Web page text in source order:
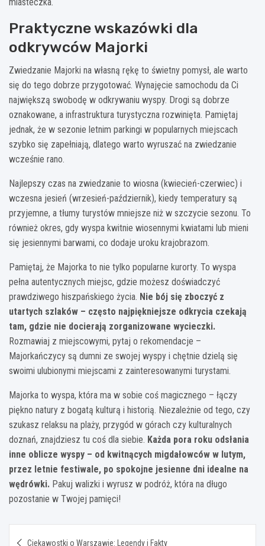
miasteczka.
Praktyczne wskazówki dla
odkrywców Majorki
Zwiedzanie Majorki na własną rękę to świetny pomysł, ale warto
się do tego dobrze przygotować. Wynajęcie samochodu da Ci
największą swobodę w odkrywaniu wyspy. Drogi są dobrze
oznakowane, a infrastruktura turystyczna rozwinięta. Pamiętaj
jednak, że w sezonie letnim parkingi w popularnych miejscach
szybko się zapełniają, dlatego warto wyruszać na zwiedzanie
wcześnie rano.
Najlepszy czas na zwiedzanie to wiosna (kwiecień-czerwiec) i
wczesna jesień (wrzesień-październik), kiedy temperatury są
przyjemne, a tłumy turystów mniejsze niż w szczycie sezonu. To
również okres, gdy wyspa kwitnie wiosennymi kwiatami lub mieni
się jesiennymi barwami, co dodaje uroku krajobrazom.
Pamiętaj, że Majorka to nie tylko popularne kurorty. To wyspa
pełna autentycznych miejsc, gdzie możesz doświadczyć
prawdziwego hiszpańskiego życia. Nie bój się zboczyć z
utartych szlaków – często najpiękniejsze odkrycia czekają
tam, gdzie nie docierają zorganizowane wycieczki.
Rozmawiaj z miejscowymi, pytaj o rekomendacje –
Majorkańczycy są dumni ze swojej wyspy i chętnie dzielą się
swoimi ulubionymi miejscami z zainteresowanymi turystami.
Majorka to wyspa, która ma w sobie coś magicznego – łączy
piękno natury z bogatą kulturą i historią. Niezależnie od tego, czy
szukasz relaksu na plaży, przygód w górach czy kulturalnych
doznań, znajdziesz tu coś dla siebie. Każda pora roku odsłania
inne oblicze wyspy – od kwitnących migdałowców w lutym,
przez letnie festiwale, po spokojne jesienne dni idealne na
wędrówki. Pakuj walizki i wyrusz w podróż, która na długo
pozostanie w Twojej pamięci!
Ciekawostki o Warszawie: Legendy i Fakty